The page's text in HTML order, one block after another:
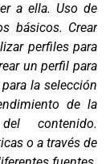
a ella. Uso de
básicos. Crear
perfiles para
un perfil para
la selección
de la
contenido.
o a través de